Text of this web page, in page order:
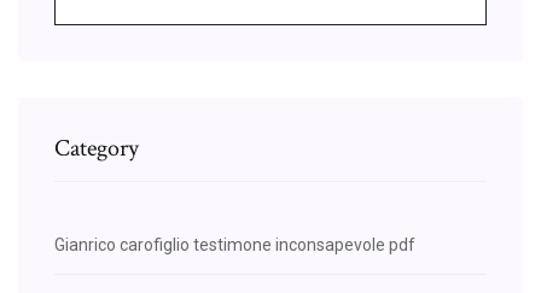
Category
Gianrico carofiglio testimone inconsapevole pdf